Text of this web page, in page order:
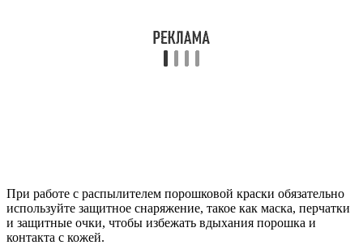
При работе с распылителем порошковой краски обязательно
используйте защитное снаряжение, такое как маска, перчатки
и защитные очки, чтобы избежать вдыхания порошка и
контакта с кожей.